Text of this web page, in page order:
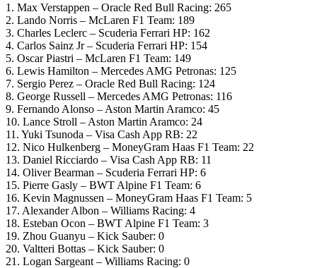
1. Max Verstappen – Oracle Red Bull Racing: 265
2. Lando Norris – McLaren F1 Team: 189
3. Charles Leclerc – Scuderia Ferrari HP: 162
4. Carlos Sainz Jr – Scuderia Ferrari HP: 154
5. Oscar Piastri – McLaren F1 Team: 149
6. Lewis Hamilton – Mercedes AMG Petronas: 125
7. Sergio Perez – Oracle Red Bull Racing: 124
8. George Russell – Mercedes AMG Petronas: 116
9. Fernando Alonso – Aston Martin Aramco: 45
10. Lance Stroll – Aston Martin Aramco: 24
11. Yuki Tsunoda – Visa Cash App RB: 22
12. Nico Hulkenberg – MoneyGram Haas F1 Team: 22
13. Daniel Ricciardo – Visa Cash App RB: 11
14. Oliver Bearman – Scuderia Ferrari HP: 6
15. Pierre Gasly – BWT Alpine F1 Team: 6
16. Kevin Magnussen – MoneyGram Haas F1 Team: 5
17. Alexander Albon – Williams Racing: 4
18. Esteban Ocon – BWT Alpine F1 Team: 3
19. Zhou Guanyu – Kick Sauber: 0
20. Valtteri Bottas – Kick Sauber: 0
21. Logan Sargeant – Williams Racing: 0